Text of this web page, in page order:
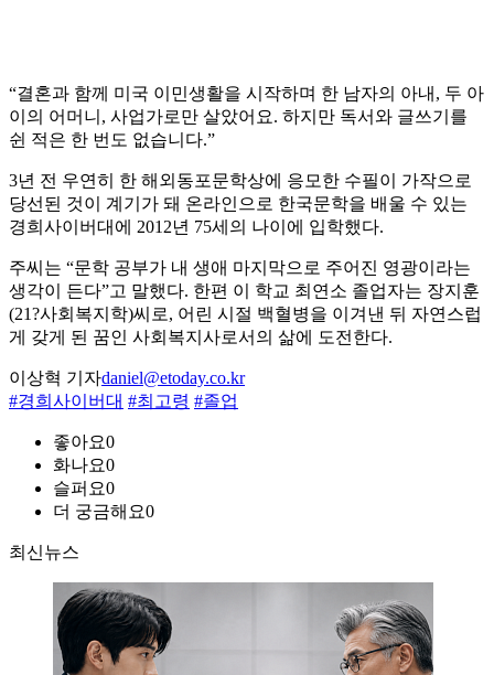
“결혼과 함께 미국 이민생활을 시작하며 한 남자의 아내, 두 아
이의 어머니, 사업가로만 살았어요. 하지만 독서와 글쓰기를
쉰 적은 한 번도 없습니다.”
3년 전 우연히 한 해외동포문학상에 응모한 수필이 가작으로
당선된 것이 계기가 돼 온라인으로 한국문학을 배울 수 있는
경희사이버대에 2012년 75세의 나이에 입학했다.
주씨는 “문학 공부가 내 생애 마지막으로 주어진 영광이라는
생각이 든다”고 말했다. 한편 이 학교 최연소 졸업자는 장지훈
(21?사회복지학)씨로, 어린 시절 백혈병을 이겨낸 뒤 자연스럽
게 갖게 된 꿈인 사회복지사로서의 삶에 도전한다.
이상혁 기자daniel@etoday.co.kr
#경희사이버대 #최고령 #졸업
좋아요0
화나요0
슬퍼요0
더 궁금해요0
최신뉴스